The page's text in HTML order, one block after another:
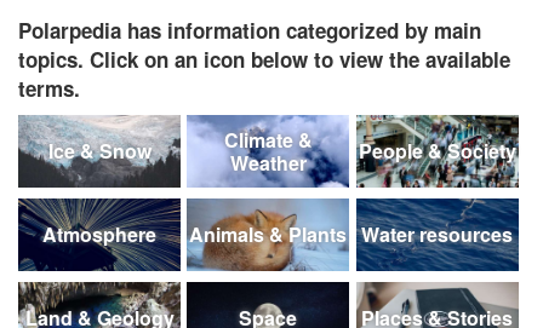
Polarpedia has information categorized by main
topics. Click on an icon below to view the available
terms.
Ice & Snow
Climate &
Weather
People & Society
Atmosphere Animals & Plants Water resources
Land & Geology Space Places & Stories